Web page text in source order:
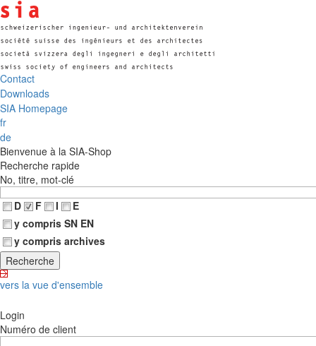
Contact
Downloads
SIA Homepage
fr
de
Bienvenue à la SIA-Shop
Recherche rapide
No, titre, mot-clé
D
F I
E
y compris SN EN
y compris archives
vers la vue d'ensemble
Login
Numéro de client